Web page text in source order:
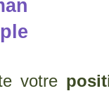
votre